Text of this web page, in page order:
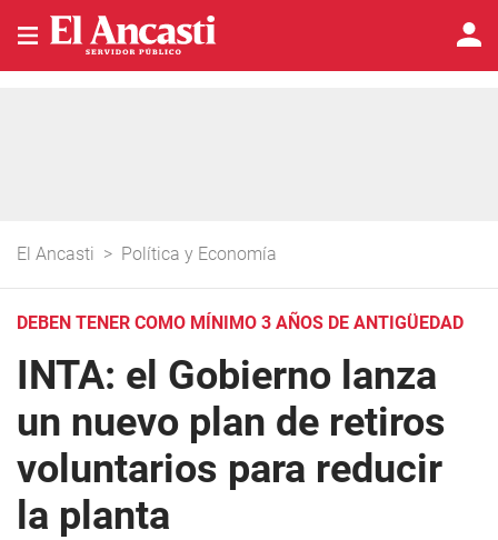
El Ancasti > Política y Economía
DEBEN TENER COMO MÍNIMO 3 AÑOS DE ANTIGÜEDAD
INTA: el Gobierno lanza
un nuevo plan de retiros
voluntarios para reducir
la planta